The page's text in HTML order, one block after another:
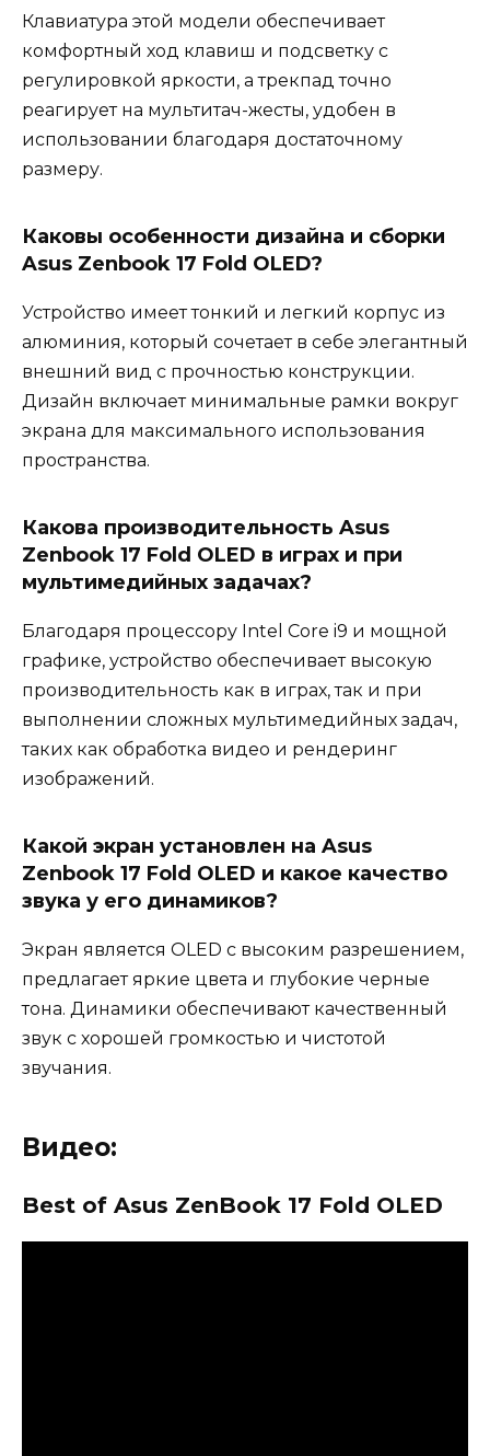
Клавиатура этой модели обеспечивает
комфортный ход клавиш и подсветку с
регулировкой яркости, а трекпад точно
реагирует на мультитач-жесты, удобен в
использовании благодаря достаточному
размеру.
Каковы особенности дизайна и сборки
Asus Zenbook 17 Fold OLED?
Устройство имеет тонкий и легкий корпус из
алюминия, который сочетает в себе элегантный
внешний вид с прочностью конструкции.
Дизайн включает минимальные рамки вокруг
экрана для максимального использования
пространства.
Какова производительность Asus
Zenbook 17 Fold OLED в играх и при
мультимедийных задачах?
Благодаря процессору Intel Core i9 и мощной
графике, устройство обеспечивает высокую
производительность как в играх, так и при
выполнении сложных мультимедийных задач,
таких как обработка видео и рендеринг
изображений.
Какой экран установлен на Asus
Zenbook 17 Fold OLED и какое качество
звука у его динамиков?
Экран является OLED с высоким разрешением,
предлагает яркие цвета и глубокие черные
тона. Динамики обеспечивают качественный
звук с хорошей громкостью и чистотой
звучания.
Видео:
Best of Asus ZenBook 17 Fold OLED